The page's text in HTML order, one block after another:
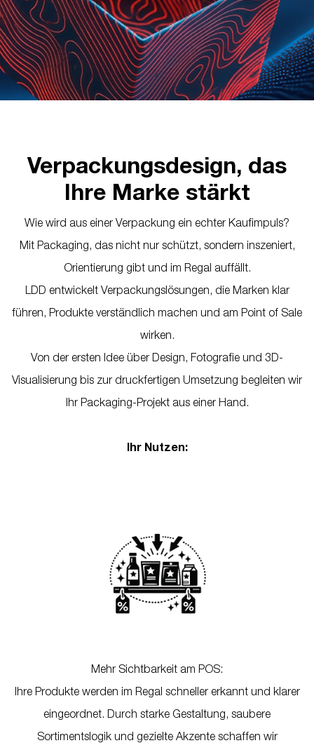
Verpackungsdesign, das
Ihre Marke stärkt
Wie wird aus einer Verpackung ein echter Kaufimpuls?
Mit Packaging, das nicht nur schützt, sondern inszeniert,
Orientierung gibt und im Regal auffällt.
LDD entwickelt Verpackungslösungen, die Marken klar
führen, Produkte verständlich machen und am Point of Sale
wirken.
Von der ersten Idee über Design, Fotografie und 3D-
Visualisierung bis zur druckfertigen Umsetzung begleiten wir
Ihr Packaging-Projekt aus einer Hand.
Ihr Nutzen:
Mehr Sichtbarkeit am POS:
Ihre Produkte werden im Regal schneller erkannt und klarer
eingeordnet. Durch starke Gestaltung, saubere
Sortimentslogik und gezielte Akzente schaffen wir